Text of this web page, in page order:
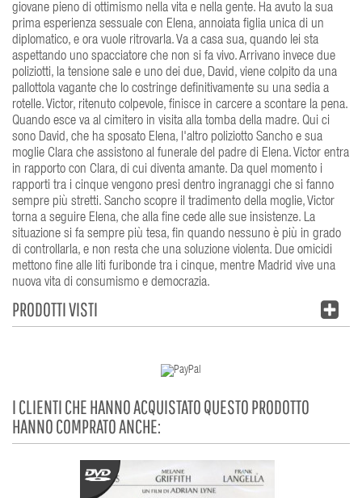
giovane pieno di ottimismo nella vita e nella gente. Ha avuto la sua
prima esperienza sessuale con Elena, annoiata figlia unica di un
diplomatico, e ora vuole ritrovarla. Va a casa sua, quando lei sta
aspettando uno spacciatore che non si fa vivo. Arrivano invece due
poliziotti, la tensione sale e uno dei due, David, viene colpito da una
pallottola vagante che lo costringe definitivamente su una sedia a
rotelle. Victor, ritenuto colpevole, finisce in carcere a scontare la pena.
Quando esce va al cimitero in visita alla tomba della madre. Qui ci
sono David, che ha sposato Elena, l'altro poliziotto Sancho e sua
moglie Clara che assistono al funerale del padre di Elena. Victor entra
in rapporto con Clara, di cui diventa amante. Da quel momento i
rapporti tra i cinque vengono presi dentro ingranaggi che si fanno
sempre più stretti. Sancho scopre il tradimento della moglie, Victor
torna a seguire Elena, che alla fine cede alle sue insistenze. La
situazione si fa sempre più tesa, fin quando nessuno è più in grado
di controllarla, e non resta che una soluzione violenta. Due omicidi
mettono fine alle liti furibonde tra i cinque, mentre Madrid vive una
nuova vita di consumismo e democrazia.
PRODOTTI VISTI
I CLIENTI CHE HANNO ACQUISTATO QUESTO PRODOTTO
HANNO COMPRATO ANCHE: